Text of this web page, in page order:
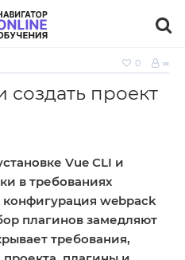
0 ∞
создать проект
Vue CLI и
в требованиях
webpack
плагинов замедляют
требования,